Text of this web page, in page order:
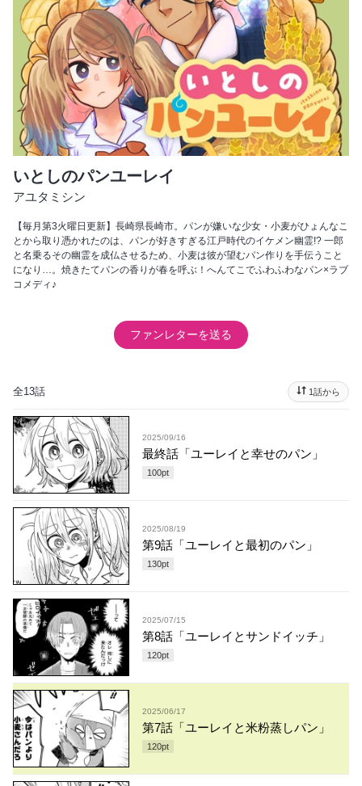
いとしのパンユーレイ
アユタミシン
【毎月第3火曜日更新】長崎県長崎市。パンが嫌いな少女・小麦がひょんなこ
とから取り憑かれたのは、パンが好きすぎる江戸時代のイケメン幽霊!? 一郎
と名乗るその幽霊を成仏させるため、小麦は彼が望むパン作りを手伝うこと
になり…。焼きたてパンの香りが春を呼ぶ！へんてこでふわふわなパン×ラブ
コメディ♪
ファンレターを送る
全13話 1話から
2025/09/16
最終話「ユーレイと幸せのパン」
100pt
2025/08/19
第9話「ユーレイと最初のパン」
130pt
2025/07/15
第8話「ユーレイとサンドイッチ」
120pt
2025/06/17
第7話「ユーレイと米粉蒸しパン」
120pt